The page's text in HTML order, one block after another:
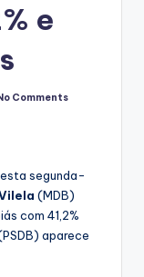
e
Comments
segunda-
(MDB)
com 41,2%
aparece